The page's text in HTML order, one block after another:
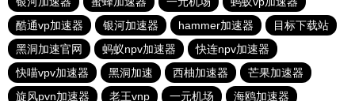
酷通vp加速器
银河加速器 hammer加速器
目标下载站
黑洞加速官网
蚂蚁npv加速器
快连npv加速器
快喵vpv加速器
黑洞加速 西柚加速器
芒果加速器
旋风pvn加速器
老王vnp 一元机场 海鸥加速器